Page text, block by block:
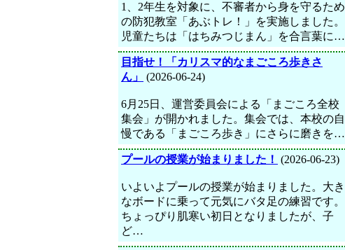
1、2年生を対象に、不審者から身を守るため
の防犯教室「あぶトレ！」を実施しました。
児童たちは「はちみつじまん」を合言葉に…
目指せ！「カリスマ的なまごころ歩きさ
ん」
(2026-06-24)
6月25日、運営委員会による「まごころ全校
集会」が開かれました。集会では、本校の自
慢である「まごころ歩き」にさらに磨きを…
プールの授業が始まりました！ (2026-06-23)
いよいよプールの授業が始まりました。大き
なボードに乗って元気にバタ足の練習です。
ちょっぴり肌寒い初日となりましたが、子
ど…